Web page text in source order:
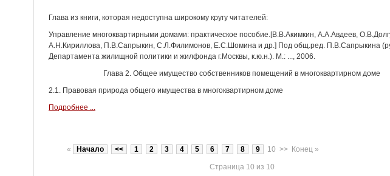
Глава из книги, которая недоступна широкому кругу читателей:
Управление многоквартирными домами: практическое пособие.[В.В.Акимкин, А.А.Авдеев,
А.Н.Кириллова, П.В.Сапрыкин, С.Л.Филимонов, Е.С.Шомина и др.] Под общ.ред. П.В.Сапрыкина
Департамента жилищной политики и жилфонда г.Москвы, к.ю.н.). М.: ..., 2006.
Глава 2. Общее имущество собственников помещений в многоквартирном доме
2.1. Правовая природа общего имущества в многоквартирном доме
Подробнее ...
« Начало << 1 2 3 4 5 6 7 8 9 10 >> Конец »
Страница 10 из 10